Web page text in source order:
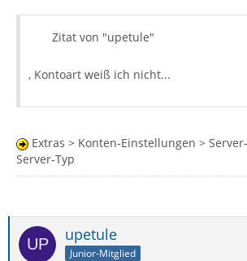
Zitat von "upetule"
, Kontoart weiß ich nicht...
Extras > Konten-Einstellungen >
Server-Typ
upetule
Junior-Mitglied